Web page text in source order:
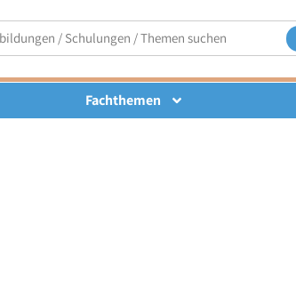
Fachthemen